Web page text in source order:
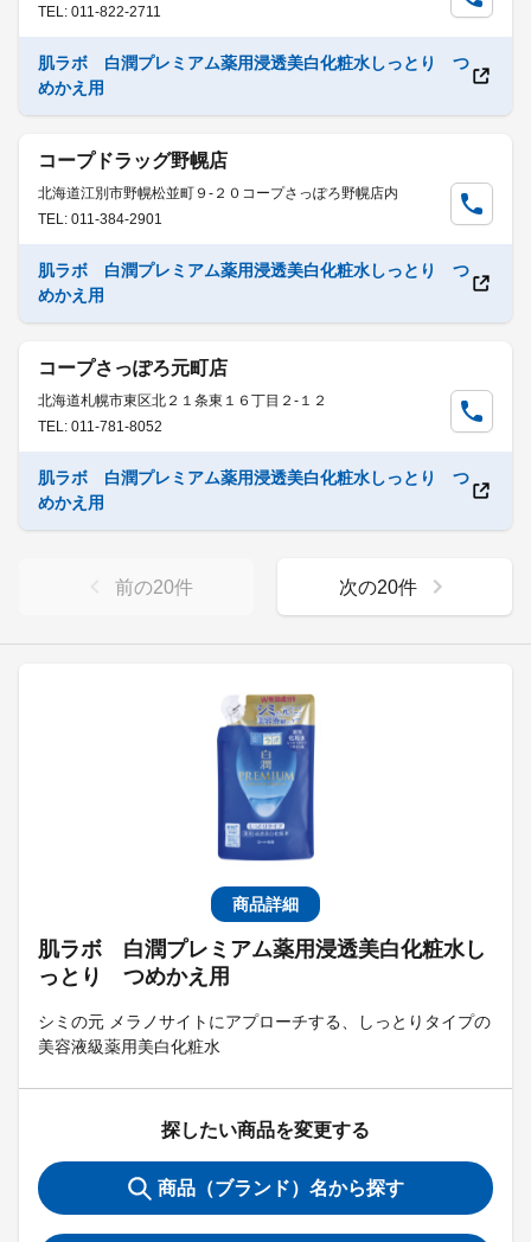
商品詳細
肌ラボ 白潤プレミアム薬用浸透美白化粧水し
っとり つめかえ用
シミの元 メラノサイトにアプローチする、しっとりタイプの
美容液級薬用美白化粧水
探したい商品を変更する
商品（ブランド）名から探す
TEL: 011-822-2711
肌ラボ 白潤プレミアム薬用浸透美白化粧水しっとり つ
めかえ用
コープドラッグ野幌店
北海道江別市野幌松並町９-２０コープさっぽろ野幌店内
TEL: 011-384-2901
肌ラボ 白潤プレミアム薬用浸透美白化粧水しっとり つ
めかえ用
コープさっぽろ元町店
北海道札幌市東区北２１条東１６丁目２-１２
TEL: 011-781-8052
肌ラボ 白潤プレミアム薬用浸透美白化粧水しっとり つ
めかえ用
前の20件 次の20件